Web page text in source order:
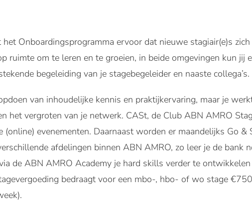
Onboardingsprogramma ervoor dat nieuwe stagiair(e)s
ruimte om te leren en te groeien, in beide omgevingen kun jij
begeleiding van je stagebegeleider en naaste collega’s.
van inhoudelijke kennis en praktijkervaring, maar je
het vergroten van je netwerk. CASt, de Club ABN AMRO
evenementen. Daarnaast worden er maandelijks Go &
afdelingen binnen ABN AMRO, zo leer je de bank
de ABN AMRO Academy je hard skills verder te
bedraagt voor een mbo-, hbo- of wo stage